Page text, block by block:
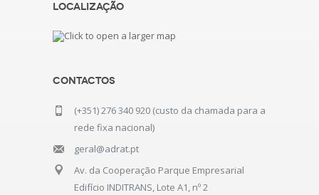
Localização
Contactos
(+351) 276 340 920 (custo da chamada para a
rede fixa nacional)
geral@adrat.pt
Av. da Cooperação Parque Empresarial
Edifício INDITRANS, Lote A1, nº 2